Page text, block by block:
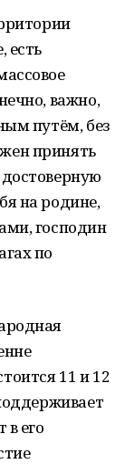
есть
важно,
путём, без
принять
на родине,
господин
по
11 и 12
в его